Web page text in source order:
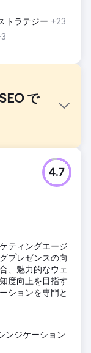
トラテジー +23
で
したが、グロー
場での成長と認
増加、ブランド
の質の高いB2B
フラ、コンテン
化する必要があ
マーケティン
開発しました。
ーザーの意図、
Before and
開スケジュール
成し、製品ペー
4.7
ティングエージ
プレゼンスの向
、魅力的なウェ
度向上を目指す
ションを専門と
ンジケーション